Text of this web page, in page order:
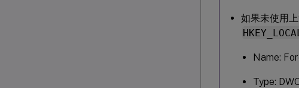
如果未使用
Name:
Type: